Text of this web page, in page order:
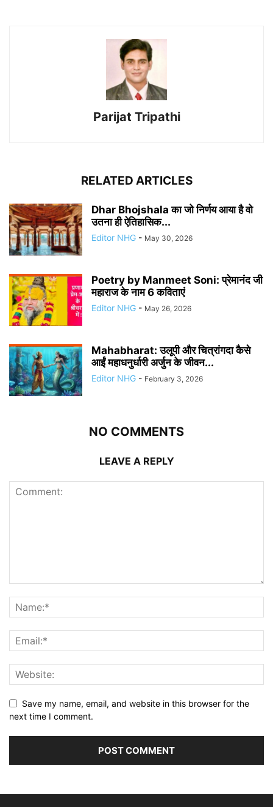
Parijat Tripathi
RELATED ARTICLES
Dhar Bhojshala का जो निर्णय आया है वो
उतना ही ऐतिहासिक...
Editor NHG - May 30, 2026
Poetry by Manmeet Soni: प्रेमानंद जी
महाराज के नाम 6 कविताएं
Editor NHG - May 26, 2026
Mahabharat: उलूपी और चित्रांगदा कैसे
आईं महाधनुर्धारी अर्जुन के जीवन...
Editor NHG - February 3, 2026
NO COMMENTS
LEAVE A REPLY
Save my name, email, and website in this browser for the
next time I comment.